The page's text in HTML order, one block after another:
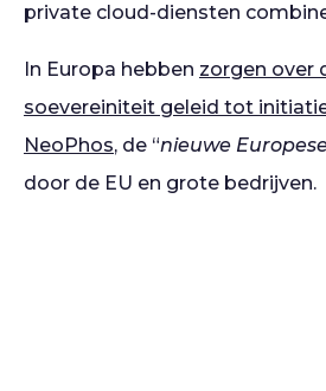
private cloud-diensten
In Europa hebben zorgen over
soevereiniteit geleid tot
NeoPhos, de “nieuwe
door de EU en grote bedrijven.